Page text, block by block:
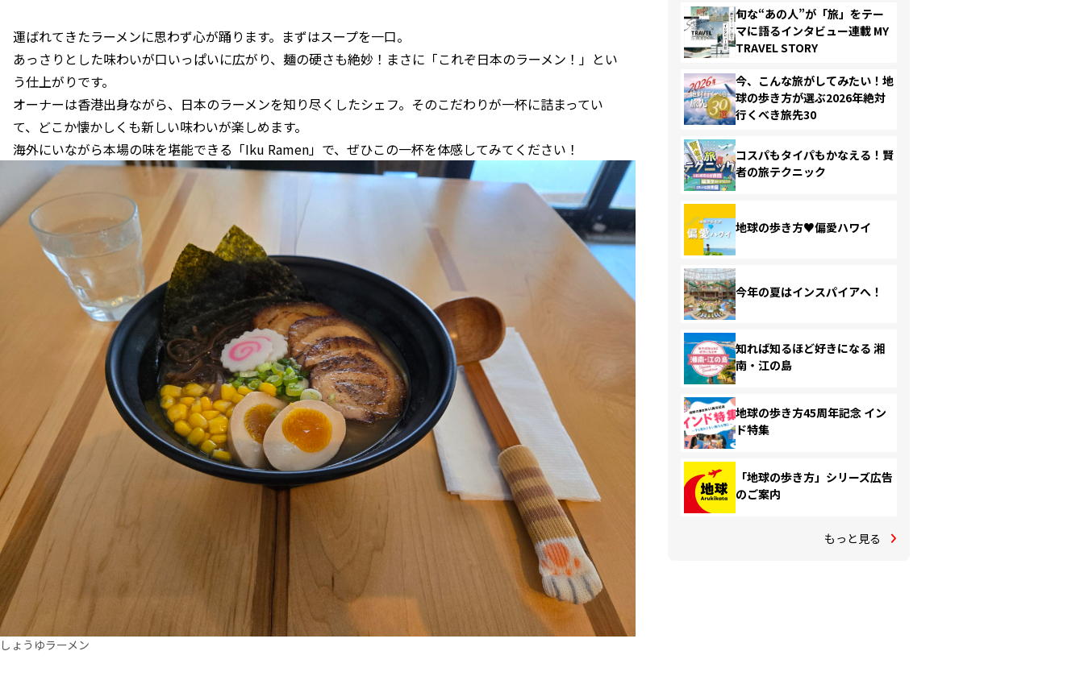
運ばれてきたラーメンに思わず心が踊ります。まずはスープを一口。
あっさりとした味わいが口いっぱいに広がり、麺の硬さも絶妙！まさに「これぞ日本のラーメン！」とい
う仕上がりです。
オーナーは香港出身ながら、日本のラーメンを知り尽くしたシェフ。そのこだわりが一杯に詰まってい
て、どこか懐かしくも新しい味わいが楽しめます。
海外にいながら本場の味を堪能できる「Iku Ramen」で、ぜひこの一杯を体感してみてください！
しょうゆラーメン
旬な“あの人”が「旅」をテー
マに語るインタビュー連載 MY
TRAVEL STORY
今、こんな旅がしてみたい！地
球の歩き方が選ぶ2026年絶対
行くべき旅先30
コスパもタイパもかなえる！賢
者の旅テクニック
地球の歩き方♥偏愛ハワイ
今年の夏はインスパイアへ！
知れば知るほど好きになる 湘
南・江の島
地球の歩き方45周年記念 イン
ド特集
「地球の歩き方」シリーズ広告
のご案内
もっと見る